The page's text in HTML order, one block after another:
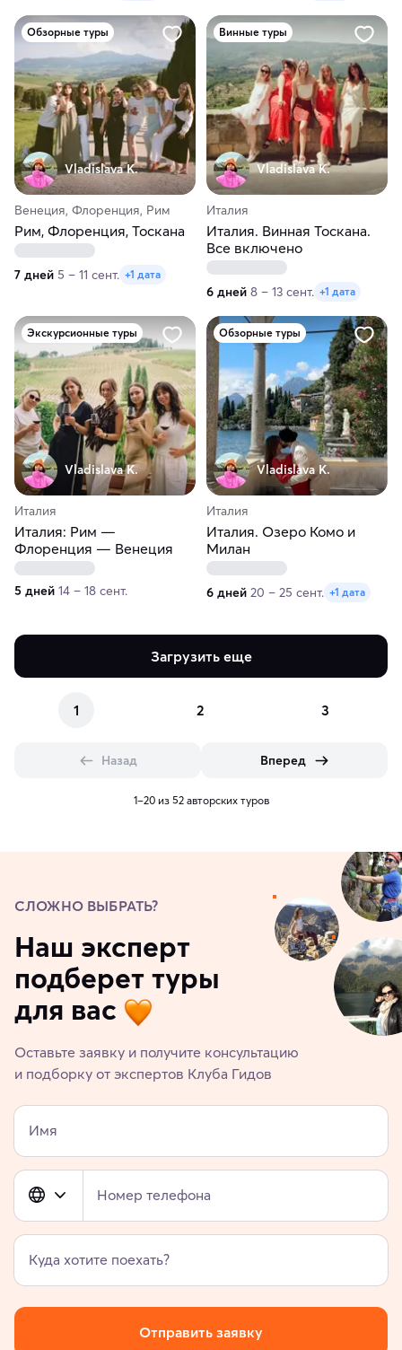
Обзорные туры
Vladislava K.
Венеция, Флоренция, Рим
Рим, Флоренция, Тоскана
7 дней 5 – 11 сент. +1 дата
Винные туры
Vladislava K.
Италия
Италия. Винная Тоскана.
Все включено
6 дней 8 – 13 сент. +1 дата
Экскурсионные туры
Vladislava K.
Италия
Италия: Рим —
Флоренция — Венеция
5 дней 14 – 18 сент.
Обзорные туры
Vladislava K.
Италия
Италия. Озеро Комо и
Милан
6 дней 20 – 25 сент. +1 дата
Загрузить еще
1 2 3
Назад Вперед
1–20 из 52 авторских туров
СЛОЖНО ВЫБРАТЬ?
Наш эксперт
подберет туры
для вас
Оставьте заявку и получите консультацию
и подборку от экспертов Клуба Гидов
Имя
Номер телефона
Куда хотите поехать?
Отправить заявку